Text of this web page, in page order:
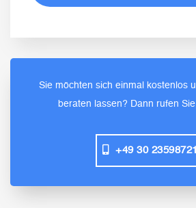
Sie möchten sich einmal kostenlos
beraten lassen? Dann rufen
+49 30